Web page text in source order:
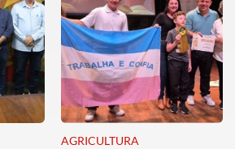
AGRICULTURA